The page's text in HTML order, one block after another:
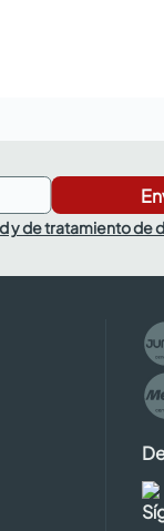
y de tratamiento de